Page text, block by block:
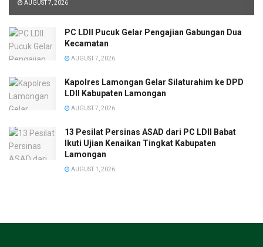
AUGUST 7, 2026
PC LDII Pucuk Gelar Pengajian Gabungan Dua
Kecamatan
AUGUST 7, 2026
Kapolres Lamongan Gelar Silaturahim ke DPD
LDII Kabupaten Lamongan
AUGUST 7, 2026
13 Pesilat Persinas ASAD dari PC LDII Babat
Ikuti Ujian Kenaikan Tingkat Kabupaten
Lamongan
AUGUST 1, 2026